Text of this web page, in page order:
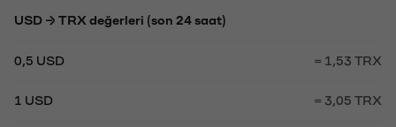
USD → TRX değerleri (son 24 saat)
0,5 USD = 1,53 TRX
1 USD = 3,05 TRX